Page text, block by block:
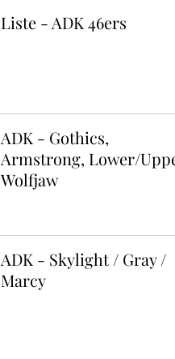
Liste - ADK 46ers
ADK - Gothics,
Armstrong, Lower/Upper
Wolfjaw
ADK - Skylight / Gray /
Marcy